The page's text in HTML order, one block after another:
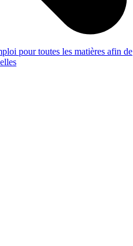
pour toutes les matières afin de